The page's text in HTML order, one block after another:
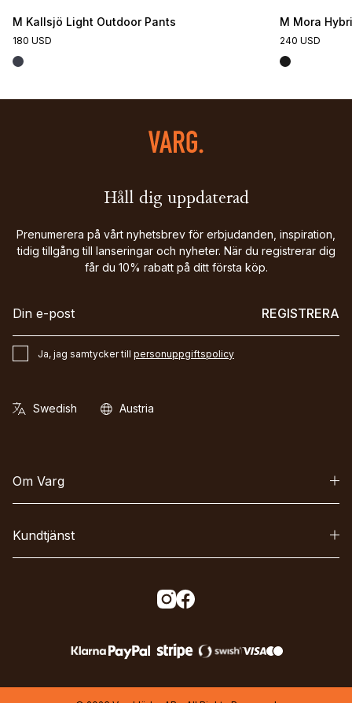
M Kallsjö Light Outdoor Pants
180 USD
M Mora
240 USD
Håll dig uppdaterad
Prenumerera på vårt nyhetsbrev för erbjudanden, inspiration,
tidig tillgång till lanseringar och nyheter. När du registrerar dig
får du 10% rabatt på ditt första köp.
REGISTRERA
Ja, jag samtycker till personuppgiftspolicy
Om Varg
Kundtjänst